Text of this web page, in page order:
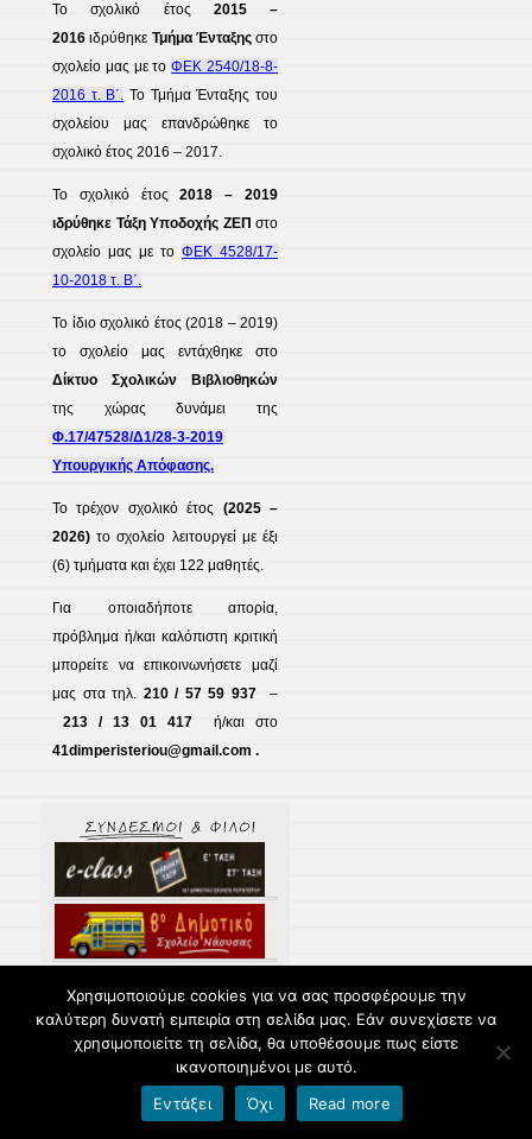
Το σχολικό έτος 2015 –
2016 ιδρύθηκε Τμήμα Ένταξηςστο
σχολείο μας με τοΦΕΚ 2540/18-8-
2016 τ. Β΄. Το Τμήμα Ένταξης του
σχολείου μας επανδρώθηκε το
σχολικό έτος 2016 – 2017.
Το σχολικό έτος2018 – 2019
ιδρύθηκε Τάξη Υποδοχής ΖΕΠ στο
σχολείο μας με το ΦΕΚ 4528/17-
10-2018 τ. Β΄.
Το ίδιο σχολικό έτος (2018 – 2019)
το σχολείο μας εντάχθηκε στο
Δίκτυο Σχολικών Βιβλιοθηκών
της χώρας δυνάμει της
Φ.17/47528/Δ1/28-3-2019
Υπουργικής Απόφασης.
Το τρέχον σχολικό έτος (2025 –
2026) το σχολείο λειτουργεί με έξι
(6) τμήματα και έχει 122 μαθητές.
Για οποιαδήποτε απορία,
πρόβλημα ή/και καλόπιστη κριτική
μπορείτε να επικοινωνήσετε μαζί
μας στα τηλ. 210 / 57 59 937–
213 / 13 01 417 ή/και στο
41dimperisteriou@gmail.com .
Χρησιμοποιούμε cookies για να σας προσφέρουμε την
καλύτερη δυνατή εμπειρία στη σελίδα μας. Εάν συνεχίσετε να
χρησιμοποιείτε τη σελίδα, θα υποθέσουμε πως είστε
ικανοποιημένοι με αυτό.
Εντάξει
Όχι Read more